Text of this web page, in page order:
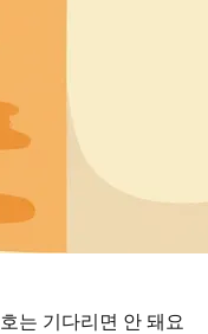
는 기다리면 안 돼요